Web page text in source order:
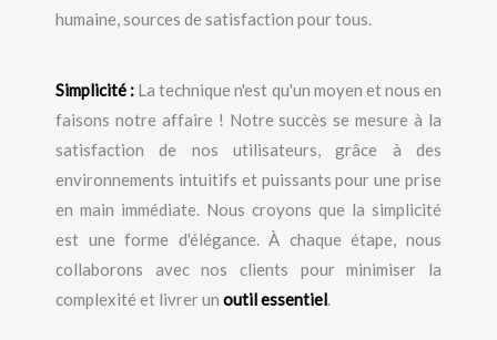
humaine, sources de satisfaction pour tous.
Simplicité : La technique n'est qu'un moyen et nous en
faisons notre affaire ! Notre succès se mesure à la
satisfaction de nos utilisateurs, grâce à des
environnements intuitifs et puissants pour une prise
en main immédiate. Nous croyons que la simplicité
est une forme d'élégance. À chaque étape, nous
collaborons avec nos clients pour minimiser la
complexité et livrer un outil essentiel.